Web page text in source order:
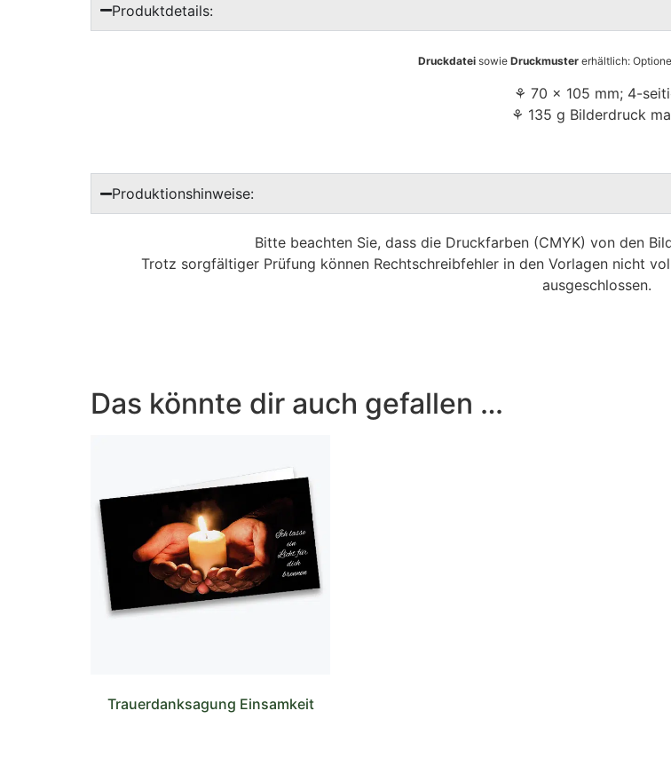
Produktdetails:
Druckdateisowie Druckmustererhältlich:
⚘ 70 x 105 mm; 4-
⚘ 135 g Bilderdruck
Produktionshinweise:
Bitte beachten Sie, dass die Druckfarben (CMYK) von den
Trotz sorgfältiger Prüfung können Rechtschreibfehler in den Vorlagen nicht
ausgeschlossen.
Das könnte dir auch gefallen …
Trauerdanksagung Einsamkeit